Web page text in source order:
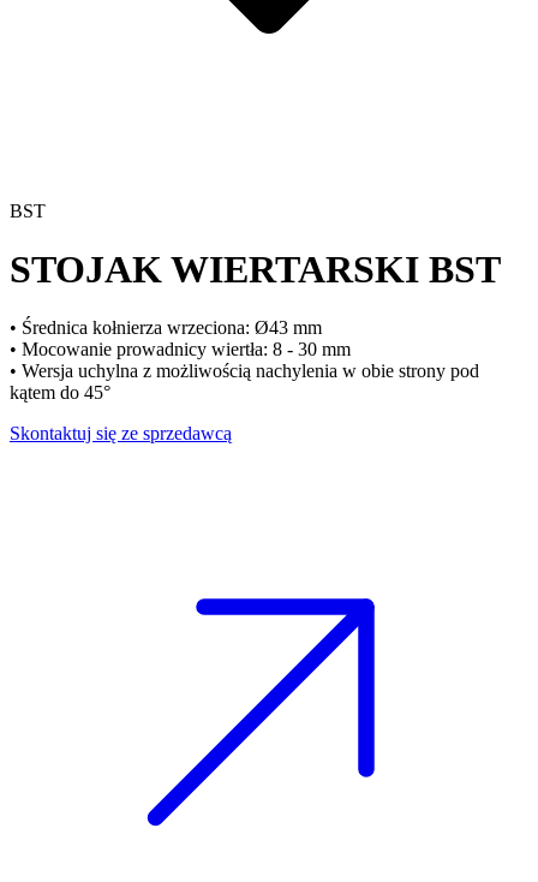
BST
STOJAK WIERTARSKI BST
• Średnica kołnierza wrzeciona: Ø43 mm
• Mocowanie prowadnicy wiertła: 8 - 30 mm
• Wersja uchylna z możliwością nachylenia w obie strony pod
kątem do 45°
Skontaktuj się ze sprzedawcą